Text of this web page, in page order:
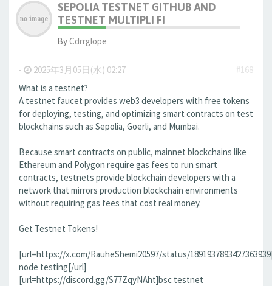
SEPOLIA TESTNET GITHUB AND
TESTNET MULTIPLI FI
ByCdrrglope
- 2025年3月05日(水) 02:27
#168
What is a testnet?
A testnet faucet provides web3 developers with free tokens
for deploying, testing, and optimizing smart contracts on test
blockchains such as Sepolia, Goerli, and Mumbai.
Because smart contracts on public, mainnet blockchains like
Ethereum and Polygon require gas fees to run smart
contracts, testnets provide blockchain developers with a
network that mirrors production blockchain environments
without requiring gas fees that cost real money.
Get Testnet Tokens!
[url=https://x.com/RauheShemi20597/status/
node testing[/url]
[url=https://discord.gg/S77ZqyNAht]bsc testnet